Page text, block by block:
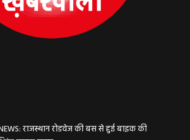
राजस्थान रोडवेज की बस से हुई बाइक की